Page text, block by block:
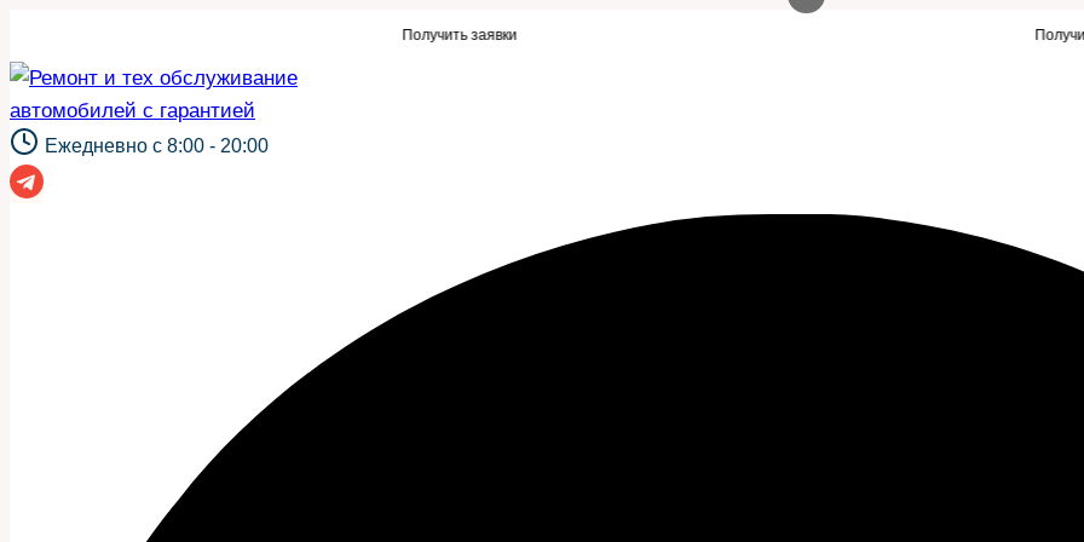
к
содержимому
Получить заявки Получить
Ежедневно с 8:00 - 20:00